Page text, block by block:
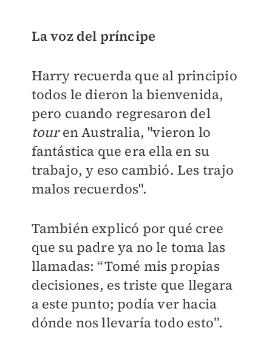
La voz del príncipe
Harry recuerda que al principio
todos le dieron la bienvenida,
pero cuando regresaron del
touren Australia, "vieron lo
fantástica que era ella en su
trabajo, y eso cambió. Les trajo
malos recuerdos".
También explicó por qué cree
que su padre ya no le toma las
llamadas: “Tomé mis propias
decisiones, es triste que llegara
a este punto; podía ver hacia
dónde nos llevaría todo esto”.